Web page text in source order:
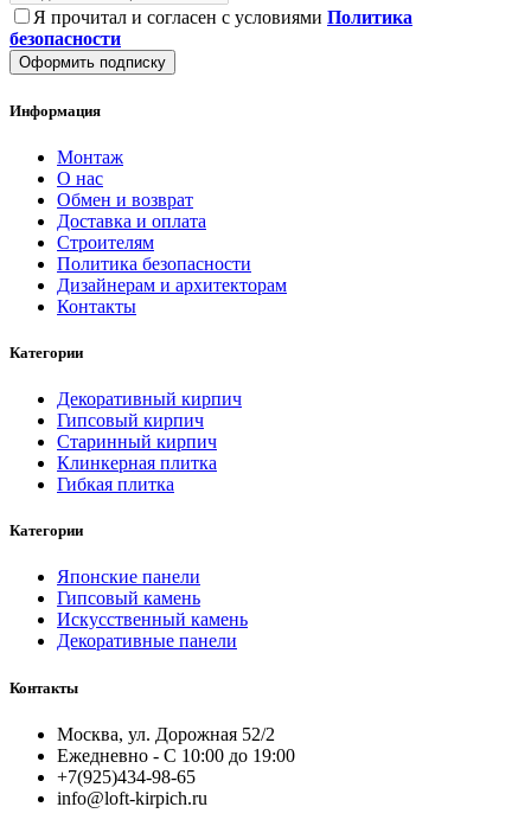
Я прочитал и согласен с условиями Политика
безопасности
Оформить подписку
Информация
Монтаж
О нас
Обмен и возврат
Доставка и оплата
Строителям
Политика безопасности
Дизайнерам и архитекторам
Контакты
Категории
Декоративный кирпич
Гипсовый кирпич
Старинный кирпич
Клинкерная плитка
Гибкая плитка
Категории
Японские панели
Гипсовый камень
Искусственный камень
Декоративные панели
Контакты
Москва, ул. Дорожная 52/2
Ежедневно - С 10:00 до 19:00
+7(925)434-98-65
info@loft-kirpich.ru